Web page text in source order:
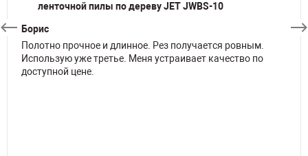
ленточной пилы по дереву JET JWBS-10
Борис
Полотно прочное и длинное. Рез получается ровным.
Использую уже третье. Меня устраивает качество по
доступной цене.